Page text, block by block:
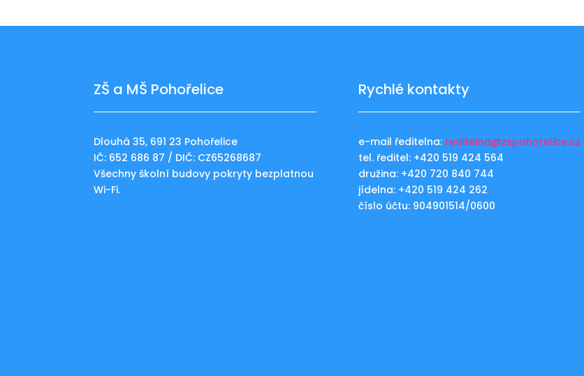
ZŠ a MŠ Pohořelice
Dlouhá 35, 691 23 Pohořelice
IČ: 652 686 87 / DIČ: CZ65268687
Všechny školní budovy pokryty bezplatnou
Wi-Fi.
Rychlé kontakty
e-mail ředitelna: reditelna@zspohorelice.cz
tel. ředitel: +420 519 424 564
družina: +420 720 840 744
jídelna: +420 519 424 262
číslo účtu: 904901514/0600